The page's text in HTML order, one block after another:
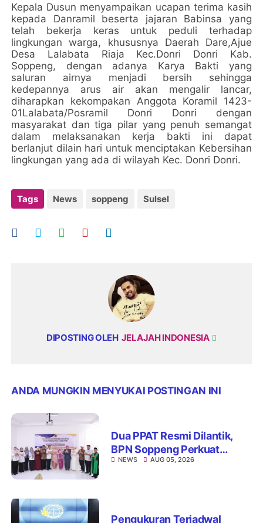
Kepala Dusun menyampaikan ucapan terima kasih
kepada Danramil beserta jajaran Babinsa yang
telah bekerja keras untuk peduli terhadap
lingkungan warga, khususnya Daerah Dare,Ajue
Desa Lalabata Riaja Kec.Donri Donri Kab.
Soppeng, dengan adanya Karya Bakti yang
saluran airnya menjadi bersih sehingga
kedepannya arus air akan mengalir lancar,
diharapkan kekompakan Anggota Koramil 1423-
01Lalabata/Posramil Donri Donri dengan
masyarakat dan tiga pilar yang penuh semangat
dalam melaksanakan kerja bakti ini dapat
berlanjut dilain hari untuk menciptakan Kebersihan
lingkungan yang ada di wilayah Kec. Donri Donri.
Tags News soppeng Sulsel
DIPOSTING OLEH JELAJAH INDONESIA
ANDA MUNGKIN MENYUKAI POSTINGAN INI
Dua PPAT Resmi Dilantik,
BPN Soppeng Perkuat
Pelayanan Pertanahan
NEWS AUG 05, 2026
Pengukuran Terjadwal